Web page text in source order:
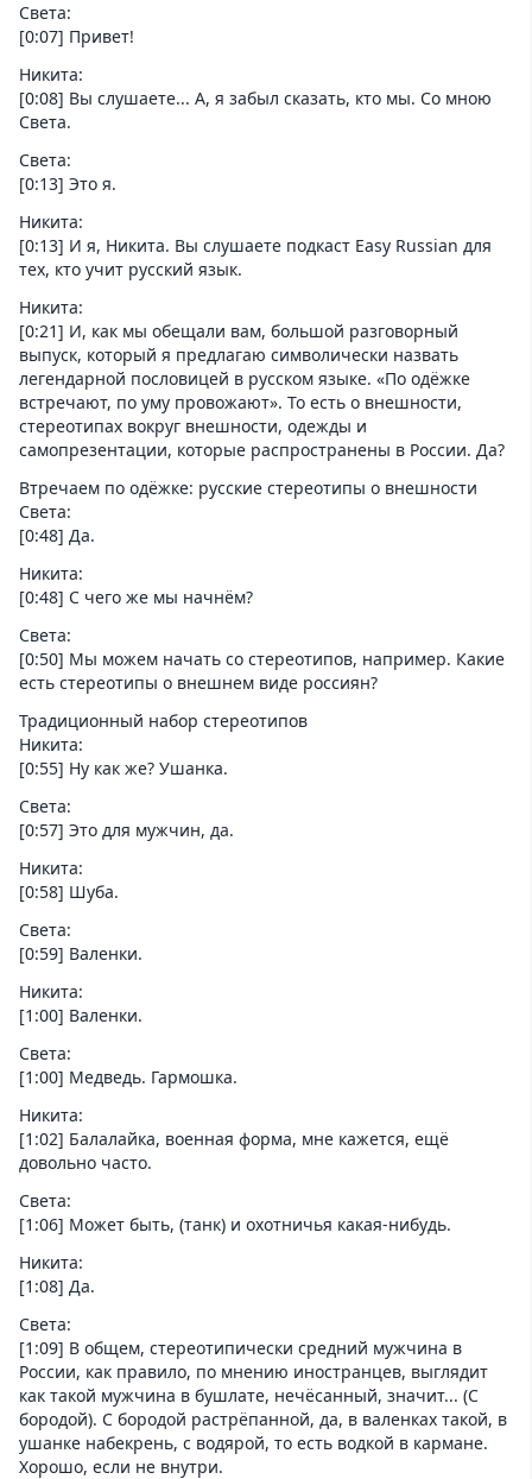
Света:
[0:07] Привет!
Никита:
[0:08] Вы слушаете... А, я забыл сказать, кто мы. Со мною
Света.
Света:
[0:13] Это я.
Никита:
[0:13] И я, Никита. Вы слушаете подкаст Easy Russian для
тех, кто учит русский язык.
Никита:
[0:21] И, как мы обещали вам, большой разговорный
выпуск, который я предлагаю символически назвать
легендарной пословицей в русском языке. «По одёжке
встречают, по уму провожают». То есть о внешности,
стереотипах вокруг внешности, одежды и
самопрезентации, которые распространены в России. Да?
Втречаем по одёжке: русские стереотипы о внешности
Света:
[0:48] Да.
Никита:
[0:48] С чего же мы начнём?
Света:
[0:50] Мы можем начать со стереотипов, например. Какие
есть стереотипы о внешнем виде россиян?
Традиционный набор стереотипов
Никита:
[0:55] Ну как же? Ушанка.
Света:
[0:57] Это для мужчин, да.
Никита:
[0:58] Шуба.
Света:
[0:59] Валенки.
Никита:
[1:00] Валенки.
Света:
[1:00] Медведь. Гармошка.
Никита:
[1:02] Балалайка, военная форма, мне кажется, ещё
довольно часто.
Света:
[1:06] Может быть, (танк) и охотничья какая-нибудь.
Никита:
[1:08] Да.
Света:
[1:09] В общем, стереотипически средний мужчина в
России, как правило, по мнению иностранцев, выглядит
как такой мужчина в бушлате, нечёсанный, значит... (С
бородой). С бородой растрёпанной, да, в валенках такой, в
ушанке набекрень, с водярой, то есть водкой в кармане.
Хорошо, если не внутри.